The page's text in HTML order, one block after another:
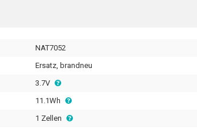
NAT7052
Ersatz, brandneu
3.7V
11.1Wh
1 Zellen